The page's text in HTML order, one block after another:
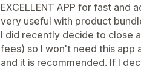
EXCELLENT APP for fast and
very useful with product
I did recently decide to close
fees) so I won't need this app
and it is recommended. If I